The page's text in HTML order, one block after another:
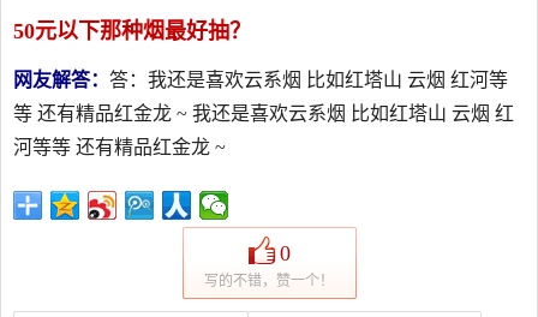
50元以下那种烟最好抽？
网友解答： 答：我还是喜欢云系烟 比如红塔山 云烟 红河等
等 还有精品红金龙 ~ 我还是喜欢云系烟 比如红塔山 云烟 红
河等等 还有精品红金龙 ~
0
写的不错，赞一个！